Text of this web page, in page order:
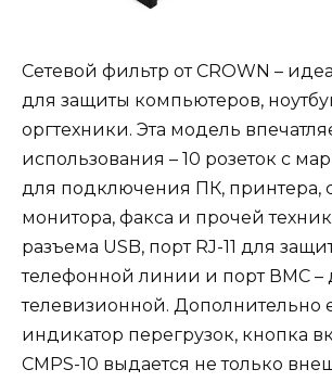
Сетевой фильтр от CROWN –
для защиты компьютеров,
оргтехники. Эта модель
использования – 10 розеток с
для подключения ПК, принтера,
монитора, факса и прочей
разъема USB, порт RJ-11 для
телефонной линии и порт ВМС –
телевизионной. Дополнительно
индикатор перегрузок, кнопка
CMPS-10 выдается не только